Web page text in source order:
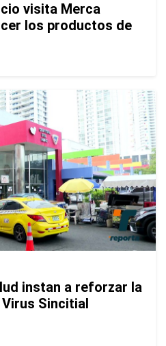
visita Merca
los productos de
instan a reforzar la
Sincitial